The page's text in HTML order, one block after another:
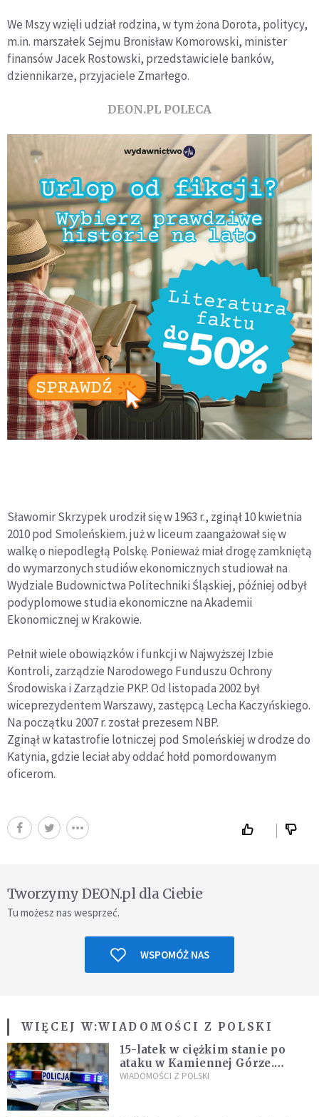
We Mszy wzięli udział rodzina, w tym żona Dorota, politycy,
m.in. marszałek Sejmu Bronisław Komorowski, minister
finansów Jacek Rostowski, przedstawiciele banków,
dziennikarze, przyjaciele Zmarłego.
DEON.PL POLECA
Sławomir Skrzypek urodził się w 1963 r., zginął 10 kwietnia
2010 pod Smoleńskiem. już w liceum zaangażował się w
walkę o niepodległą Polskę. Ponieważ miał drogę zamkniętą
do wymarzonych studiów ekonomicznych studiował na
Wydziale Budownictwa Politechniki Śląskiej, później odbył
podyplomowe studia ekonomiczne na Akademii
Ekonomicznej w Krakowie.
Pełnił wiele obowiązków i funkcji w Najwyższej Izbie
Kontroli, zarządzie Narodowego Funduszu Ochrony
Środowiska i Zarządzie PKP. Od listopada 2002 był
wiceprezydentem Warszawy, zastępcą Lecha Kaczyńskiego.
Na początku 2007 r. został prezesem NBP.
Zginął w katastrofie lotniczej pod Smoleńskiej w drodze do
Katynia, gdzie leciał aby oddać hołd pomordowanym
oficerom.
Tworzymy DEON.pl dla Ciebie
Tu możesz nas wesprzeć.
WSPOMÓŻ NAS
WIĘCEJ W:WIADOMOŚCI Z POLSKI
15-latek w ciężkim stanie po
ataku w Kamiennej Górze.
Policja zatrzymała dwóch
WIADOMOŚCI Z POLSKI